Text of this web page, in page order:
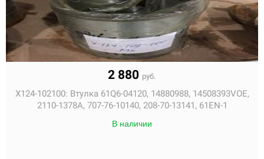
2 880 руб.
X124-102100: Втулка 61Q6-04120, 14880988, 14508393VOE,
2110-1378A, 707-76-10140, 208-70-13141, 61EN-1
В наличии